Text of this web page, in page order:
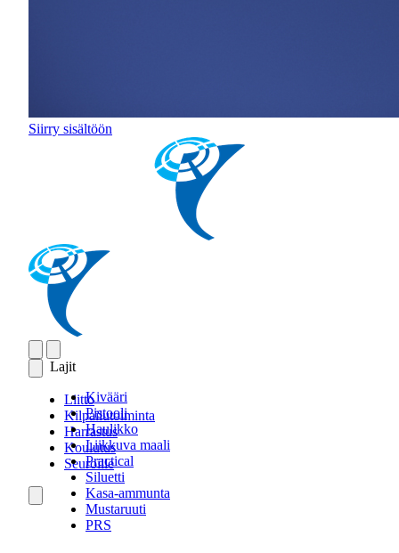
Siirry sisältöön
Lajit
Kivääri
Pistooli
Haulikko
Liikkuva maali
Practical
Siluetti
Kasa-ammunta
Mustaruuti
PRS
Liitto
Kilpailutoiminta
Harrastus
Koulutus
Seuroille